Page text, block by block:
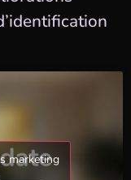
marketing